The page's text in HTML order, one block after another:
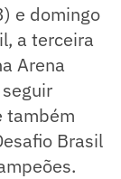
e domingo
a terceira
Arena
também
Brasil